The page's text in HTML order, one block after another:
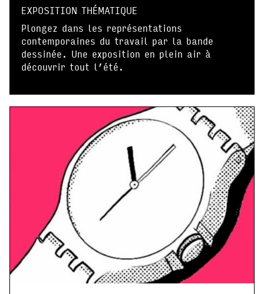
EXPOSITION THÉMATIQUE
Plongez dans les représentations
contemporaines du travail par la bande
dessinée. Une exposition en plein air à
découvrir tout l’été.